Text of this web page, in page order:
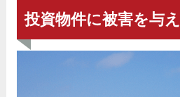
投資物件に被害を与